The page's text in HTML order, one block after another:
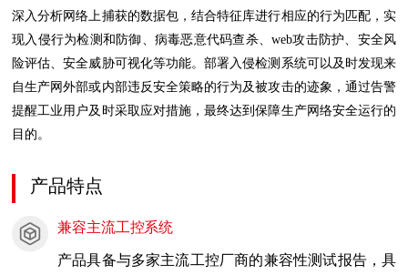
深入分析网络上捕获的数据包，结合特征库进行相应的行为匹配，实
现入侵行为检测和防御、病毒恶意代码查杀、web攻击防护、安全风
险评估、安全威胁可视化等功能。部署入侵检测系统可以及时发现来
自生产网外部或内部违反安全策略的行为及被攻击的迹象，通过告警
提醒工业用户及时采取应对措施，最终达到保障生产网络安全运行的
目的。
产品特点
兼容主流工控系统
产品具备与多家主流工控厂商的兼容性测试报告，具